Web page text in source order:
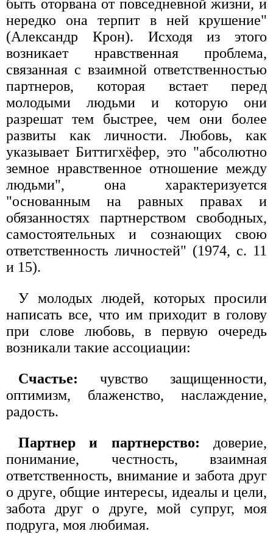
быть оторвана от повседневной жизни, и
нередко она терпит в ней крушение"
(Александр Крон). Исходя из этого
возникает нравственная проблема,
связанная с взаимной ответственностью
партнеров, которая встает перед
молодыми людьми и которую они
разрешат тем быстрее, чем они более
развиты как личности. Любовь, как
указывает Биттигхёфер, это "абсолютно
земное нравственное отношение между
людьми", она характеризуется
"основанным на равных правах и
обязанностях партнерством свободных,
самостоятельных и сознающих свою
ответственность личностей" (1974, с. 11
и 15).
У молодых людей, которых просили
написать все, что им приходит в голову
при слове любовь, в первую очередь
возникали такие ассоциации:
Счастье: чувство защищенности,
оптимизм, блаженство, наслаждение,
радость.
Партнер и партнерство: доверие,
понимание, честность, взаимная
ответственность, внимание и забота друг
о друге, общие интересы, идеалы и цели,
забота друг о друге, мой супруг, моя
подруга, моя любимая.